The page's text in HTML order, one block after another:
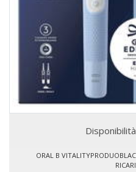
Disponibilità
ORAL B